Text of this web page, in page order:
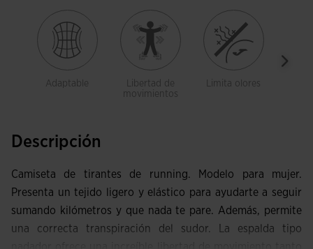
Adaptable
Libertad de
movimientos
Limita olores
Descripción
Camiseta de tirantes de running. Modelo para mujer.
Presenta un tejido ligero y elástico para ayudarte a seguir
sumando kilómetros y que nada te pare. Además, permite
una correcta transpiración del sudor. La espalda tipo